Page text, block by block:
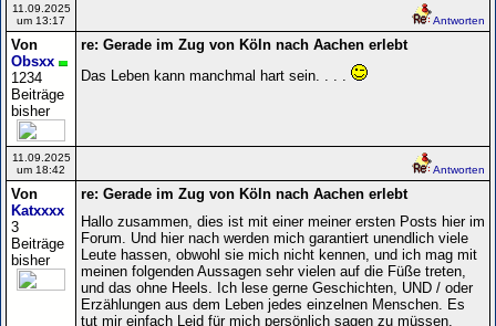
11.09.2025
um 13:17
Antworten
Von
Obsxx
1234
Beiträge
bisher
re: Gerade im Zug von Köln nach Aachen erlebt
Das Leben kann manchmal hart sein. . . .
11.09.2025
um 18:42
Antworten
Von
Katxxxx
3
Beiträge
bisher
re: Gerade im Zug von Köln nach Aachen erlebt
Hallo zusammen, dies ist mit einer meiner ersten Posts hier im
Forum. Und hier nach werden mich garantiert unendlich viele
Leute hassen, obwohl sie mich nicht kennen, und ich mag mit
meinen folgenden Aussagen sehr vielen auf die Füße treten,
und das ohne Heels. Ich lese gerne Geschichten, UND / oder
Erzählungen aus dem Leben jedes einzelnen Menschen. Es
tut mir einfach Leid für mich persönlich sagen zu müssen,